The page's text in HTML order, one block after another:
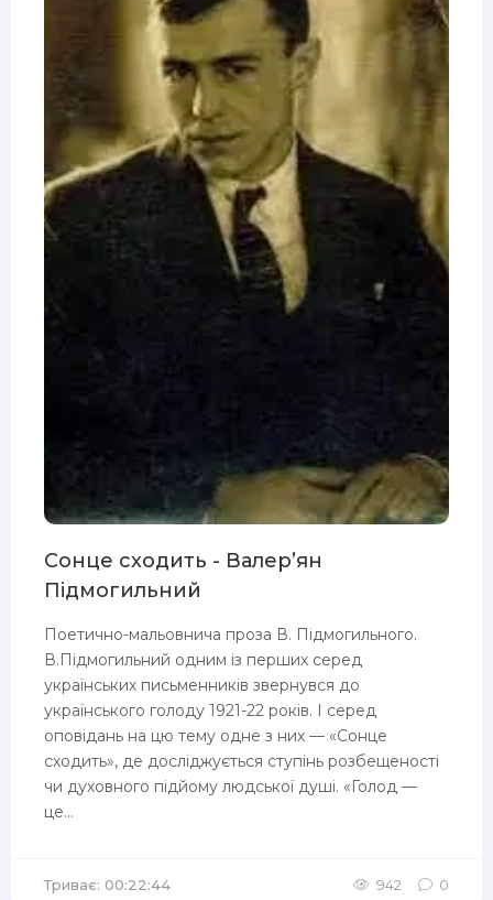
Сонце сходить - Валер’ян
Підмогильний
Поетично-мальовнича проза В. Підмогильного.
В.Підмогильний одним із перших серед
українських письменників звернувся до
українського голоду 1921-22 років. І серед
оповідань на цю тему одне з них — «Сонце
сходить», де досліджується ступінь розбещеності
чи духовного підйому людської душі. «Голод —
це...
Триває: 00:22:44 942 0